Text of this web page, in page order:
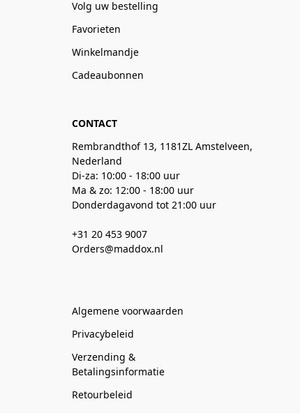
Volg uw bestelling
Favorieten
Winkelmandje
Cadeaubonnen
CONTACT
Rembrandthof 13, 1181ZL Amstelveen,
Nederland
Di-za: 10:00 - 18:00 uur
Ma & zo: 12:00 - 18:00 uur
Donderdagavond tot 21:00 uur
+31 20 453 9007
Orders@maddox.nl
Algemene voorwaarden
Privacybeleid
Verzending &
Betalingsinformatie
Retourbeleid